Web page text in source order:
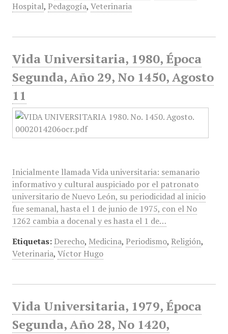
Hospital, Pedagogía, Veterinaria
Vida Universitaria, 1980, Época
Segunda, Año 29, No 1450, Agosto
11
Inicialmente llamada Vida universitaria: semanario
informativo y cultural auspiciado por el patronato
universitario de Nuevo León, su periodicidad al inicio
fue semanal, hasta el 1 de junio de 1975, con el No
1262 cambia a docenal y es hasta el 1 de…
Etiquetas: Derecho, Medicina, Periodismo, Religión,
Veterinaria, Víctor Hugo
Vida Universitaria, 1979, Época
Segunda, Año 28, No 1420,